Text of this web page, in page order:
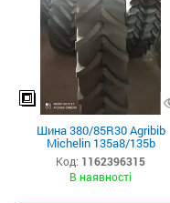
Шина 380/85R30 Agribib
Michelin 135a8/135b
Код: 1162396315
В наявності